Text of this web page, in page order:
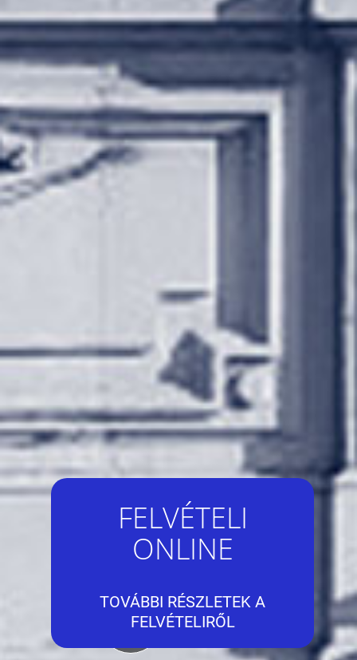
FELVÉTELI
ONLINE
TOVÁBBI RÉSZLETEK A
FELVÉTELIRŐL